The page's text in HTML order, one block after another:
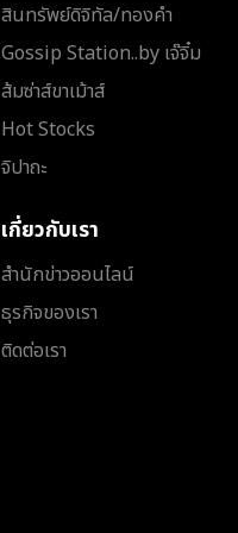
สินทรัพย์ดิจิทัล/ทองคำ
Gossip Station..by เจ๊จิ๋ม
ส้มซ่าส์ขาเม้าส์
Hot Stocks
จิปาถะ
เกี่ยวกับเรา
สำนักข่าวออนไลน์
ธุรกิจของเรา
ติดต่อเรา